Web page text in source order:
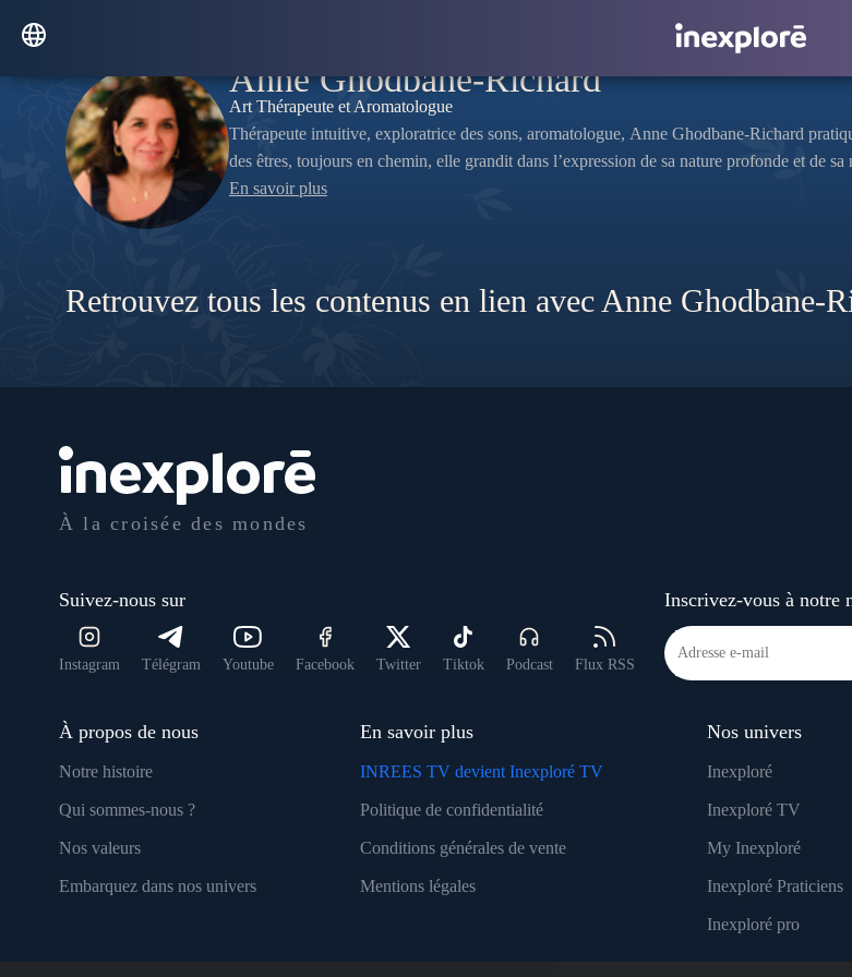
Anne Ghodbane-Richard
Art Thérapeute et Aromatologue
Thérapeute intuitive, exploratrice des sons, aromatologue, Anne Ghodbane-Richard
des êtres, toujours en chemin, elle grandit dans l’expression de sa nature profonde et de
En savoir plus
Retrouvez tous les contenus en lien avec Anne Ghodbane-
À la croisée des mondes
Suivez-nous sur
Instagram Télégram Youtube Facebook Twitter Tiktok Podcast Flux RSS
Inscrivez-vous à notre
À propos de nous
Notre histoire
Qui sommes-nous ?
Nos valeurs
Embarquez dans nos univers
En savoir plus
INREES TV devient Inexploré TV
Politique de confidentialité
Conditions générales de vente
Mentions légales
Nos univers
Inexploré
Inexploré TV
My Inexploré
Inexploré Praticiens
Inexploré pro